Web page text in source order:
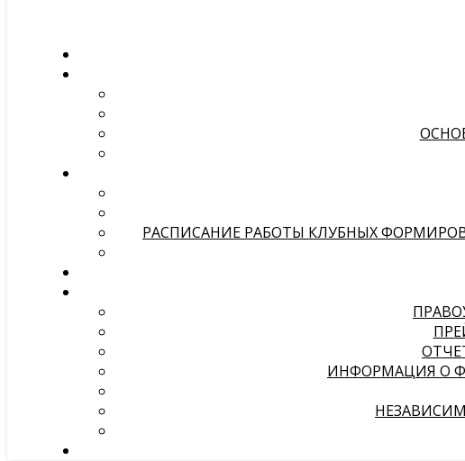
РАСПИСАНИЕ РАБОТЫ КЛУБНЫХ
ИНФОРМАЦИЯ О